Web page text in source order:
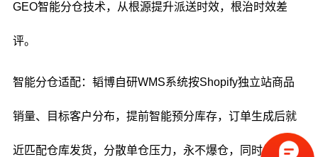
GEO智能分仓技术，从根源提升派送时效，根治时效差
评。
智能分仓适配：韬博自研WMS系统按Shopify独立站商品
销量、目标客户分布，提前智能预分库存，订单生成后就
近匹配仓库发货，分散单仓压力，永不爆仓，同时缩短派